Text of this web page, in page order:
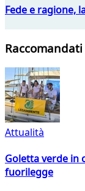
Fede e ragione,
Attualità
Goletta verde in
fuorilegge